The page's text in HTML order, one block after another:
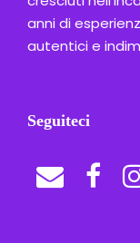
anni di
autentici e
Seguiteci